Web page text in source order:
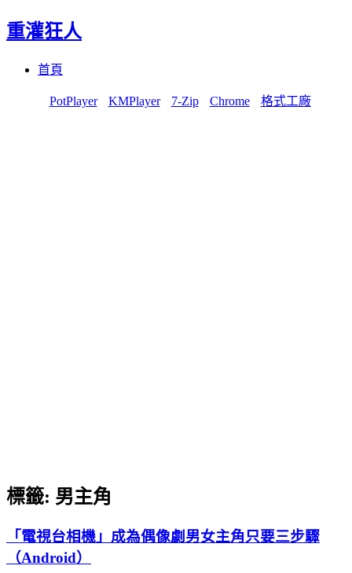
重灌狂人
首頁
PotPlayer KMPlayer 7-Zip Chrome 格式工廠
標籤: 男主角
「電視台相機」成為偶像劇男女主角只要三步驟
（Android）